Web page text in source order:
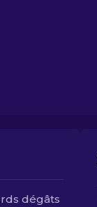
dégâts